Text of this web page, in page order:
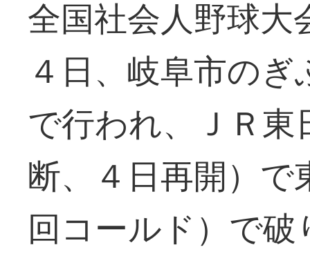
全国社会人野球大
４日、岐阜市の
で行われ、ＪＲ
断、４日再開）
回コールド）で